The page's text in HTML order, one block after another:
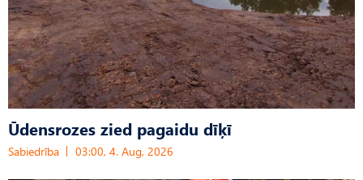
Ūdensrozes zied pagaidu dīķī
Sabiedrība 03:00, 4. Aug, 2026